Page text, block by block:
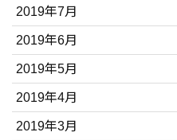
2019年7月
2019年6月
2019年5月
2019年4月
2019年3月